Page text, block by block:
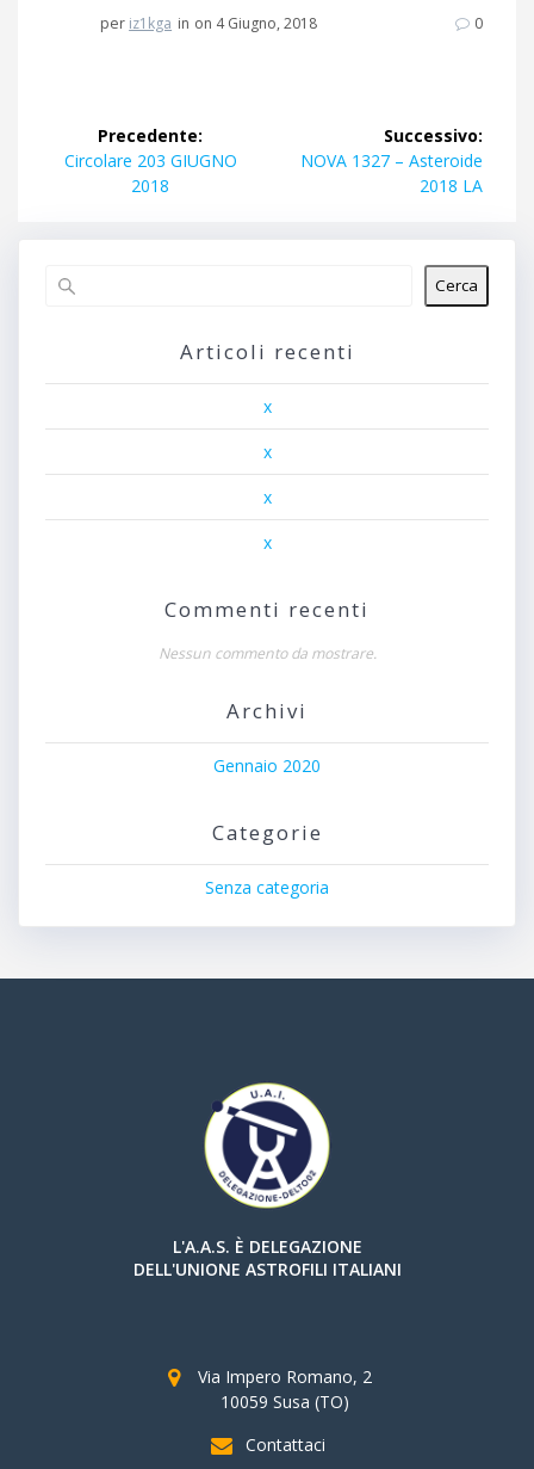
per iz1kga in on 4 Giugno, 2018 0
Navigazione
articoli
Precedente:
Articolo
precedente:
Circolare 203 GIUGNO
2018
Successivo:
Articolo
NOVA 1327 – Asteroide
2018 LA
Cerca
Articoli recenti
x
x
x
x
Commenti recenti
Nessun commento da mostrare.
Archivi
Gennaio 2020
Categorie
Senza categoria
L'A.A.S. È DELEGAZIONE
DELL'UNIONE ASTROFILI ITALIANI
Via Impero Romano, 2
10059 Susa (TO)
Contattaci